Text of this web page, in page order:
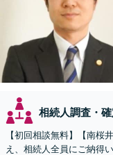
相続人調査・確
【初回相談無料】【南桜
え、相続人全員にご納得